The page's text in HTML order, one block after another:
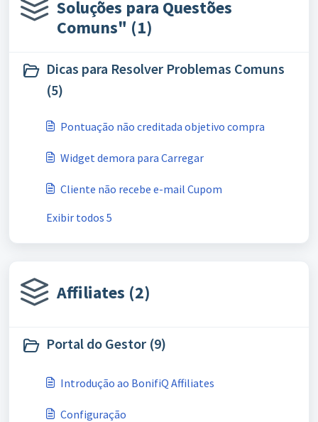
Soluções para Questões
Comuns" (1)
Dicas para Resolver Problemas Comuns
(5)
Pontuação não creditada objetivo compra
Widget demora para Carregar
Cliente não recebe e-mail Cupom
Exibir todos 5
Affiliates (2)
Portal do Gestor (9)
Introdução ao BonifiQ Affiliates
Configuração